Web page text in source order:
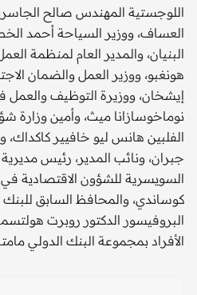
اللوجستية المهندس صالح الجاسر،
العساف، ووزير السياحة أحمد
البنيان، والمدير العام لمنظمة
هونغبو، ووزير العمل والضمان
إيشخان، ووزيرة التوظيف والعمل
نوماخوسازانا ميث، وأمين وزارة
الفلبين هانس ليو خافيير
جبران، ونائب المدير، رئيس مديرية
السويسرية للشؤون الاقتصادية
كوساندي، والمحافظ السابق
البروفيسور الدكتور روبرت
الأفراد بمجموعة البنك الدولي